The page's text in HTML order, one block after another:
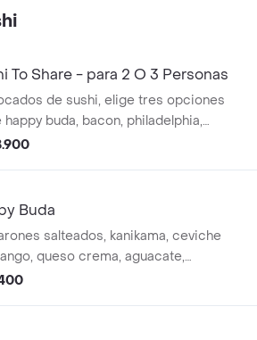
To Share - para 2 O 3 Personas
de sushi, elige tres opciones
buda, bacon, philadelphia,
kanpai y conquistador.
Buda
salteados, kanikama, ceviche
queso crema, aguacate,
crunch y salsa de ajonjolí.